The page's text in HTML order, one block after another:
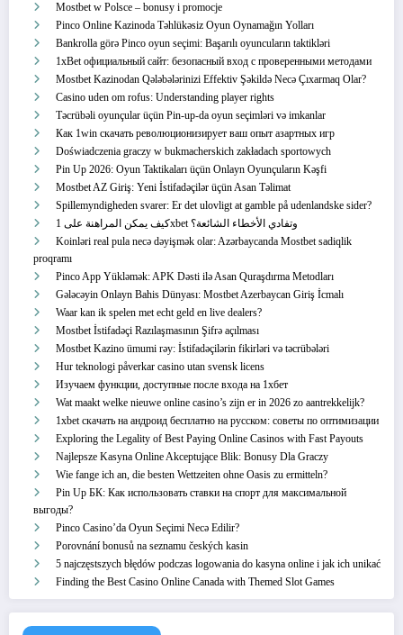
Mostbet w Polsce – bonusy i promocje
Pinco Online Kazinoda Təhlükəsiz Oyun Oynamağın Yolları
Bankrolla görə Pinco oyun seçimi: Başarılı oyuncuların taktikləri
1xBet официальный сайт: безопасный вход с проверенными методами
Mostbet Kazinodan Qələbələrinizi Effektiv Şəkildə Necə Çıxarmaq Olar?
Casino uden om rofus: Understanding player rights
Təcrübəli oyunçular üçün Pin-up-da oyun seçimləri və imkanlar
Как 1win скачать революционизирует ваш опыт азартных игр
Doświadczenia graczy w bukmacherskich zakładach sportowych
Pin Up 2026: Oyun Taktikaları üçün Onlayn Oyunçuların Kəşfi
Mostbet AZ Giriş: Yeni İstifadəçilər üçün Asan Təlimat
Spillemyndigheden svarer: Er det ulovligt at gamble på udenlandske sider?
كيف يمكن المراهنة على 1xbet وتفادي الأخطاء الشائعة؟
Koinləri real pula necə dəyişmək olar: Azərbaycanda Mostbet sadiqlik
proqramı
Pinco App Yükləmək: APK Dəsti ilə Asan Quraşdırma Metodları
Gələcəyin Onlayn Bahis Dünyası: Mostbet Azerbaycan Giriş İcmalı
Waar kan ik spelen met echt geld en live dealers?
Mostbet İstifadəçi Razılaşmasının Şifrə açılması
Mostbet Kazino ümumi rəy: İstifadəçilərin fikirləri və təcrübələri
Hur teknologi påverkar casino utan svensk licens
Изучаем функции, доступные после входа на 1хбет
Wat maakt welke nieuwe online casino’s zijn er in 2026 zo aantrekkelijk?
1xbet скачать на андроид бесплатно на русском: советы по оптимизации
Exploring the Legality of Best Paying Online Casinos with Fast Payouts
Najlepsze Kasyna Online Akceptujące Blik: Bonusy Dla Graczy
Wie fange ich an, die besten Wettzeiten ohne Oasis zu ermitteln?
Pin Up БК: Как использовать ставки на спорт для максимальной
выгоды?
Pinco Casino’da Oyun Seçimi Necə Edilir?
Porovnání bonusů na seznamu českých kasin
5 najczęstszych błędów podczas logowania do kasyna online i jak ich unikać
Finding the Best Casino Online Canada with Themed Slot Games